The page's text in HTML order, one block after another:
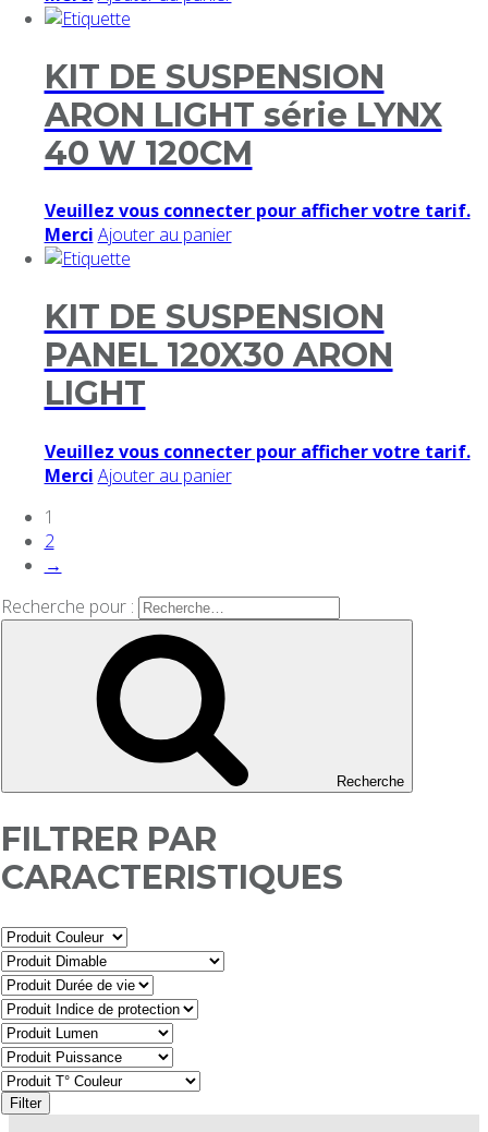
KIT DE SUSPENSION
ARON LIGHT série LYNX
40 W 120CM
Veuillez vous connecter pour afficher votre tarif.
Merci Ajouter au panier
KIT DE SUSPENSION
PANEL 120X30 ARON
LIGHT
Veuillez vous connecter pour afficher votre tarif.
Merci Ajouter au panier
1
2
→
Recherche pour :
Recherche
FILTRER PAR
CARACTERISTIQUES
Filter